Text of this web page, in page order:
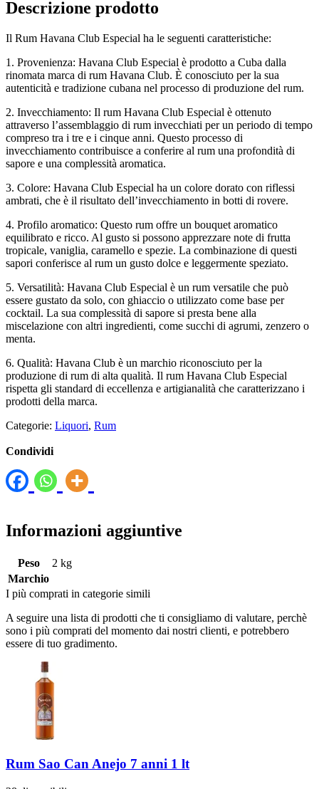
Descrizione prodotto
Il Rum Havana Club Especial ha le seguenti caratteristiche:
1. Provenienza: Havana Club Especial è prodotto a Cuba dalla
rinomata marca di rum Havana Club. È conosciuto per la sua
autenticità e tradizione cubana nel processo di produzione del rum.
2. Invecchiamento: Il rum Havana Club Especial è ottenuto
attraverso l’assemblaggio di rum invecchiati per un periodo di tempo
compreso tra i tre e i cinque anni. Questo processo di
invecchiamento contribuisce a conferire al rum una profondità di
sapore e una complessità aromatica.
3. Colore: Havana Club Especial ha un colore dorato con riflessi
ambrati, che è il risultato dell’invecchiamento in botti di rovere.
4. Profilo aromatico: Questo rum offre un bouquet aromatico
equilibrato e ricco. Al gusto si possono apprezzare note di frutta
tropicale, vaniglia, caramello e spezie. La combinazione di questi
sapori conferisce al rum un gusto dolce e leggermente speziato.
5. Versatilità: Havana Club Especial è un rum versatile che può
essere gustato da solo, con ghiaccio o utilizzato come base per
cocktail. La sua complessità di sapore si presta bene alla
miscelazione con altri ingredienti, come succhi di agrumi, zenzero o
menta.
6. Qualità: Havana Club è un marchio riconosciuto per la
produzione di rum di alta qualità. Il rum Havana Club Especial
rispetta gli standard di eccellenza e artigianalità che caratterizzano i
prodotti della marca.
Categorie: Liquori, Rum
Condividi
Informazioni aggiuntive
Peso
2 kg
Marchio
I più comprati in categorie simili
A seguire una lista di prodotti che ti consigliamo di valutare, perchè
sono i più comprati del momento dai nostri clienti, e potrebbero
essere di tuo gradimento.
Rum Sao Can Anejo 7 anni 1 lt